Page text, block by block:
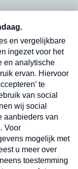
in
Verzend